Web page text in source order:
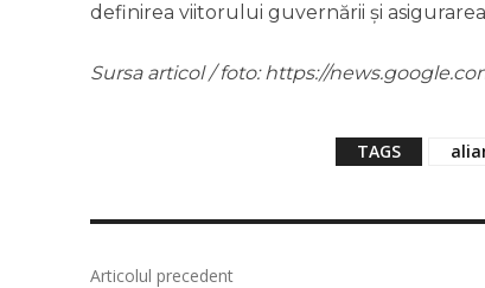
definirea viitorului guvernării și
Sursa articol / foto: https://
TAGS
Articolul precedent